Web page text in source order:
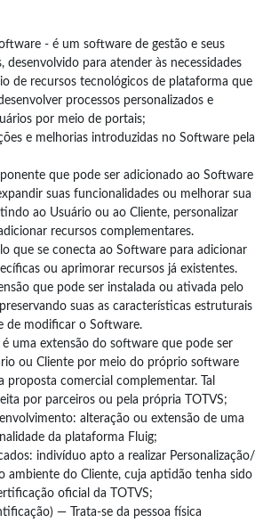
- é um software de gestão e seus
desenvolvido para atender às necessidades
de recursos tecnológicos de plataforma que
processos personalizados e
por meio de portais;
e melhorias introduzidas no Software pela
que pode ser adicionado ao Software
suas funcionalidades ou melhorar sua
ao Usuário ou ao Cliente, personalizar
recursos complementares.
que se conecta ao Software para adicionar
ou aprimorar recursos já existentes.
que pode ser instalada ou ativada pelo
suas as características estruturais
de modificar o Software.
uma extensão do software que pode ser
ou Cliente por meio do próprio software
proposta comercial complementar. Tal
por parceiros ou pela própria TOTVS;
alteração ou extensão de uma
da plataforma Fluig;
indivíduo apto a realizar Personalização/
ambiente do Cliente, cuja aptidão tenha sido
oficial da TOTVS;
— Trata-se da pessoa física